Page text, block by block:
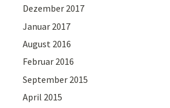
Dezember 2017
Januar 2017
August 2016
Februar 2016
September 2015
April 2015